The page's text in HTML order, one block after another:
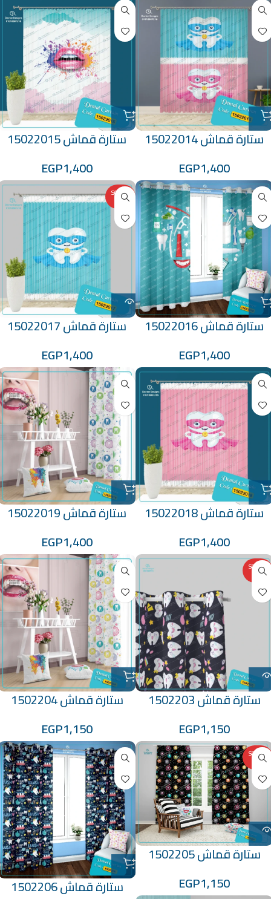
ستارة قماش 15022014
EGP1,400
ستارة قماش 15022015
EGP1,400
ستارة قماش 15022016
EGP1,400
SOLD O
UT
ستارة قماش 15022017
EGP1,400
ستارة قماش 15022018
EGP1,400
ستارة قماش 15022019
EGP1,400
SOLD O
UT
ستارة قماش 1502203
EGP1,150
ستارة قماش 1502204
EGP1,150
SOLD O
UT
ستارة قماش 1502205
EGP1,150 ستارة قماش 1502206